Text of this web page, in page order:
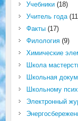
Учебники(18)
Учитель года
Факты(17)
Филология(9)
Химические
Школа
Школьная
Школьному
Электронный